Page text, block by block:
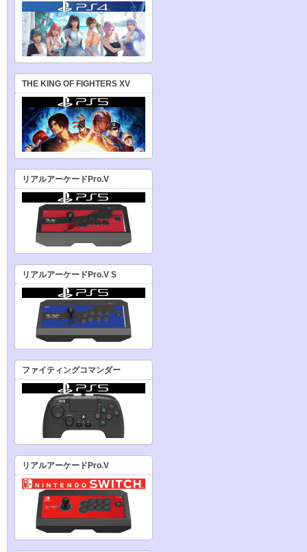
THE KING OF FIGHTERS XV
リアルアーケードPro.V
リアルアーケードPro.V S
ファイティングコマンダー
リアルアーケードPro.V